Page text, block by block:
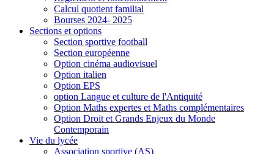
Calcul quotient familial
Bourses 2024- 2025
Sections et options
Section sportive football
Section européenne
Option cinéma audiovisuel
Option italien
Option EPS
option Langue et culture de l'Antiquité
Option Maths expertes et Maths complémentaires
Option Droit et Grands Enjeux du Monde
Contemporain
Vie du lycée
Association sportive (AS)